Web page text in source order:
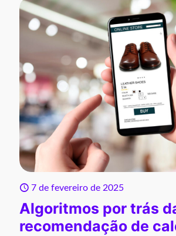
7 de fevereiro de 2025
Algoritmos por trás
recomendação de